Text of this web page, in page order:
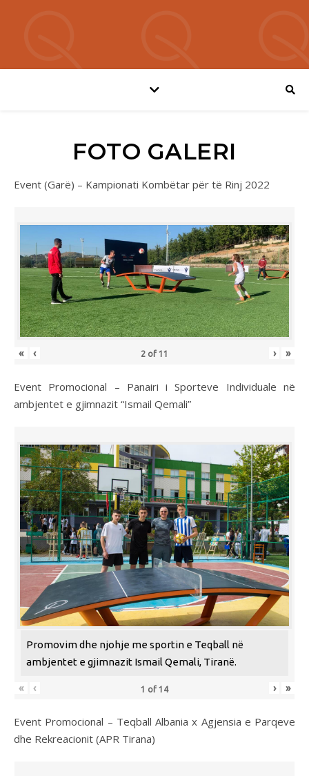
FOTO GALERI
Event (Garë) – Kampionati Kombëtar për të Rinj 2022
« ‹ 2 of 11 › »
Event Promocional – Panairi i Sporteve Individuale në
ambjentet e gjimnazit “Ismail Qemali”
Promovim dhe njohje me sportin e Teqball në
ambjentet e gjimnazit Ismail Qemali, Tiranë.
« ‹ 1 of 14 › »
Event Promocional – Teqball Albania x Agjensia e Parqeve
dhe Rekreacionit (APR Tirana)